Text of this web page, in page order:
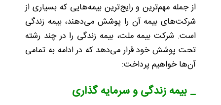
از جمله مهم‌ترین و رایج‌ترین بیمه‌هایی که بسیاری از
شرکت‌های بیمه آن را پوشش می‌دهند، بیمه زندگی
است. شرکت بیمه ملت، بیمه زندگی را در چند رشته
تحت پوشش خود قرار می‌دهد که در ادامه به تمامی
آن‌ها خواهیم پرداخت:
_ بیمه زندگی و سرمایه گذاری